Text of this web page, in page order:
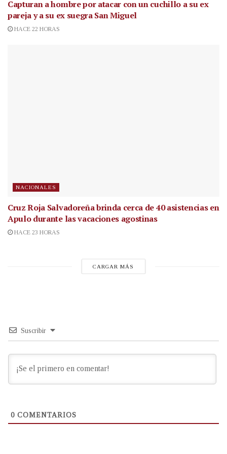
Capturan a hombre por atacar con un cuchillo a su ex
pareja y a su ex suegra San Miguel
HACE 22 HORAS
NACIONALES
Cruz Roja Salvadoreña brinda cerca de 40 asistencias en
Apulo durante las vacaciones agostinas
HACE 23 HORAS
CARGAR MÁS
Suscribir
0 COMENTARIOS